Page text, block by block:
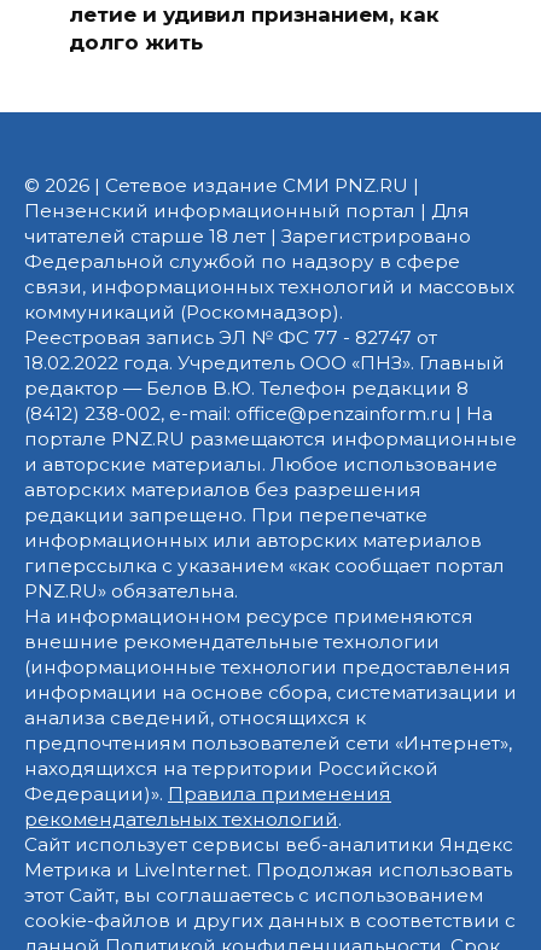
летие и удивил признанием, как
долго жить
© 2026 | Сетевое издание СМИ PNZ.RU |
Пензенский информационный портал | Для
читателей старше 18 лет | Зарегистрировано
Федеральной службой по надзору в сфере
связи, информационных технологий и массовых
коммуникаций (Роскомнадзор).
Реестровая запись ЭЛ № ФС 77 - 82747 от
18.02.2022 года. Учредитель ООО «ПНЗ». Главный
редактор — Белов В.Ю. Телефон редакции 8
(8412) 238-002, e-mail: office@penzainform.ru | На
портале PNZ.RU размещаются информационные
и авторские материалы. Любое использование
авторских материалов без разрешения
редакции запрещено. При перепечатке
информационных или авторских материалов
гиперссылка с указанием «как сообщает портал
PNZ.RU» обязательна.
На информационном ресурсе применяются
внешние рекомендательные технологии
(информационные технологии предоставления
информации на основе сбора, систематизации и
анализа сведений, относящихся к
предпочтениям пользователей сети «Интернет»,
находящихся на территории Российской
Федерации)». Правила применения
рекомендательных технологий.
Сайт использует сервисы веб-аналитики Яндекс
Метрика и LiveInternet. Продолжая использовать
этот Сайт, вы соглашаетесь с использованием
cookie-файлов и других данных в соответствии с